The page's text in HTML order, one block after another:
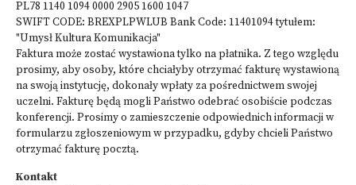
PL78 1140 1094 0000 2905 1600 1047
SWIFT CODE: BREXPLPWLUB Bank Code: 11401094 tytułem:
"Umysł Kultura Komunikacja"
Faktura może zostać wystawiona tylko na płatnika. Z tego względu
prosimy, aby osoby, które chciałyby otrzymać fakturę wystawioną
na swoją instytucję, dokonały wpłaty za pośrednictwem swojej
uczelni. Fakturę będą mogli Państwo odebrać osobiście podczas
konferencji. Prosimy o zamieszczenie odpowiednich informacji w
formularzu zgłoszeniowym w przypadku, gdyby chcieli Państwo
otrzymać fakturę pocztą.
Kontakt